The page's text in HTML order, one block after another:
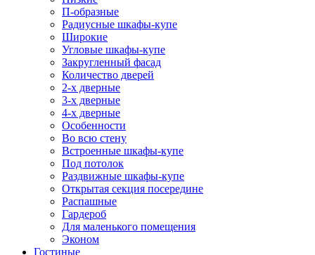
П-образные
Радиусные шкафы-купе
Широкие
Угловые шкафы-купе
Закругленный фасад
Количество дверей
2-х дверные
3-х дверные
4-х дверные
Особенности
Во всю стену
Встроенные шкафы-купе
Под потолок
Раздвижные шкафы-купе
Открытая секция посередине
Распашные
Гардероб
Для маленького помещения
Эконом
Гостиные